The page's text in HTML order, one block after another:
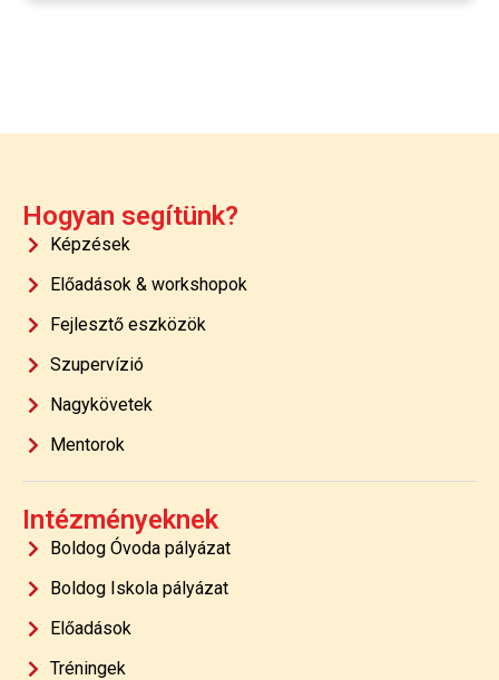
Hogyan segítünk?
Képzések
Előadások & workshopok
Fejlesztő eszközök
Szupervízió
Nagykövetek
Mentorok
Intézményeknek
Boldog Óvoda pályázat
Boldog Iskola pályázat
Előadások
Tréningek